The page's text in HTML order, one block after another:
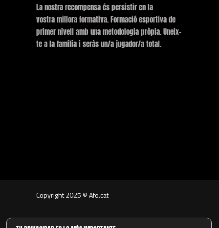
La nostra recompensa és persistir en la
vostra millora formativa. Formació esportiva de
primer nivell amb una metodologia pròpia. Uneix-
te a la família i seràs un/a jugador/a total.
Copyright 2025 © Afo.cat